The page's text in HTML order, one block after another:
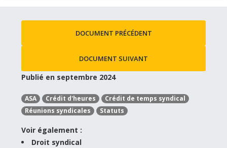
DOCUMENT PRÉCÉDENT
DOCUMENT SUIVANT
Publié en septembre 2024
ASA Crédit d'heures
Crédit de temps syndical
Réunions syndicales
Statuts
Voir également :
Droit syndical